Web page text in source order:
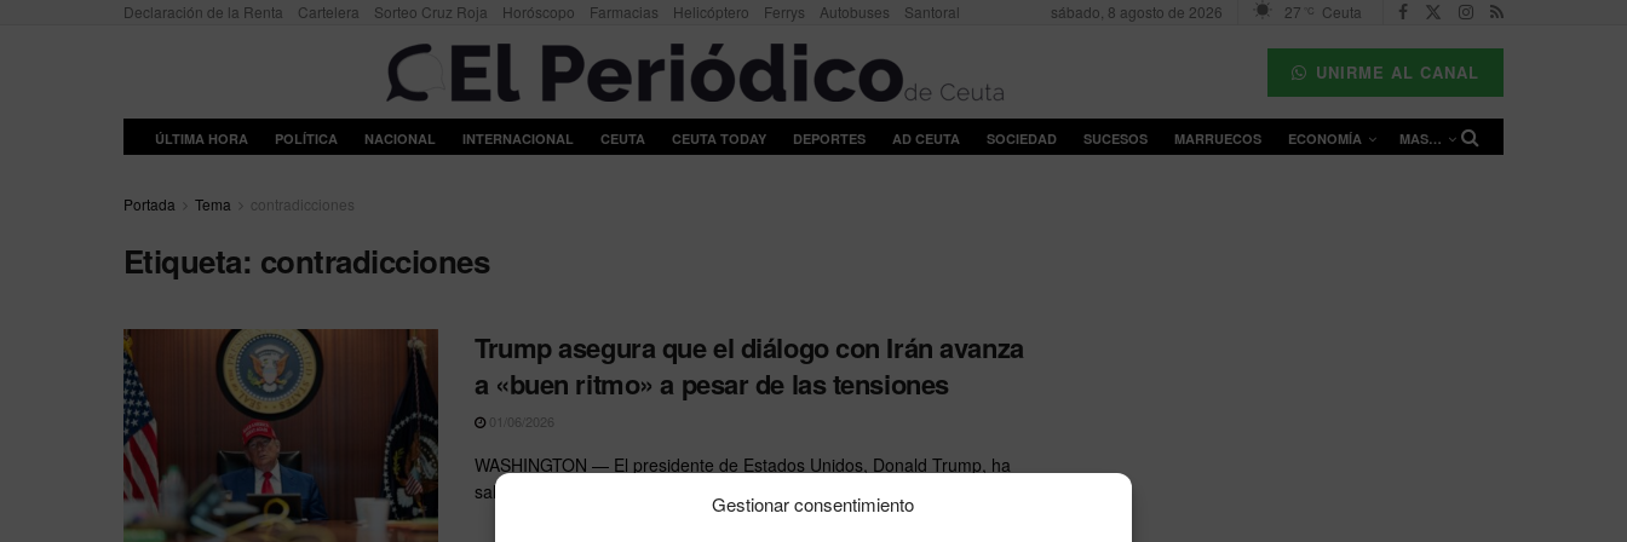
Gestionar consentimiento
Declaración de la Renta Cartelera Sorteo Cruz Roja Horóscopo Farmacias Helicóptero Ferrys Autobuses Santoral sábado, 8 agosto de 2026 27 °C Ceuta
UNIRME AL CANAL
ÚLTIMA HORA POLÍTICA NACIONAL INTERNACIONAL CEUTA CEUTA TODAY DEPORTES AD CEUTA SOCIEDAD SUCESOS MARRUECOS ECONOMÍA MAS…
Portada Tema contradicciones
Etiqueta: contradicciones
Trump asegura que el diálogo con Irán avanza
a «buen ritmo» a pesar de las tensiones
01/06/2026
WASHINGTON — El presidente de Estados Unidos, Donald Trump, ha
salido al paso de los rumores sobre un estancamiento en ...